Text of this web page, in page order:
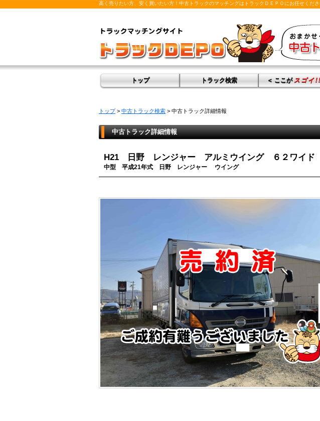
高く売りたい方、安く買いたい方！中古トラックのマッチングはトラックＤＥＰＯにお任せくださ
トップ トラック検索 ＜ ここが スゴイ!!
トップ> 中古トラック検索 > 中古トラック詳細情報
中古トラック詳細情報
H21 日野 レンジャー アルミウイング ６２ワイド
中型 平成21年式 日野 レンジャー ウイング